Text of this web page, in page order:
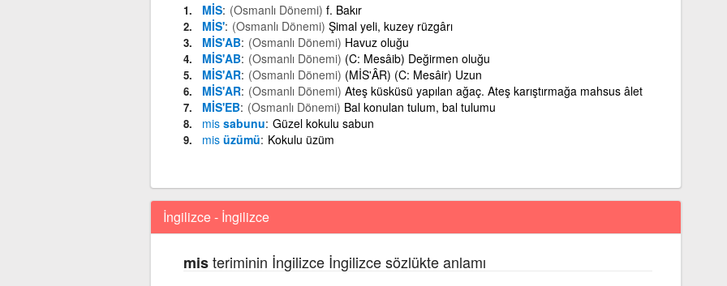
MİS (Osmanlı Dönemi) f. Bakır
MİS' (Osmanlı Dönemi) Şimal yeli, kuzey rüzgârı
MİS'AB (Osmanlı Dönemi) Havuz oluğu
MİS'AB (Osmanlı Dönemi) (C: Mesâib) Değirmen oluğu
MİS'AR (Osmanlı Dönemi) (MİS'ÂR) (C: Mesâir) Uzun
MİS'AR (Osmanlı Dönemi) Ateş küsküsü yapılan ağaç. Ateş karıştırmağa mahsus âlet
MİS'EB (Osmanlı Dönemi) Bal konulan tulum, bal tulumu
missabunu Güzel kokulu sabun
misüzümü Kokulu üzüm
İngilizce - İngilizce
misteriminin İngilizce İngilizce sözlükte anlamı